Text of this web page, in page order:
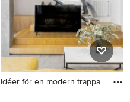
Idéer för en modern trappa